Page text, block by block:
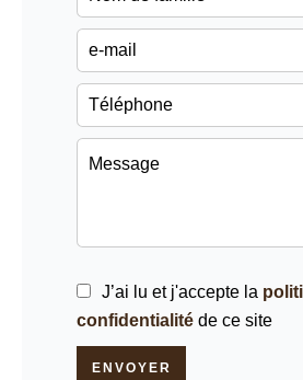
J’ai lu et j'accepte la
confidentialité de ce site
ENVOYER